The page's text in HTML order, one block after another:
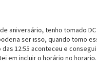
aniversário, tenho tomado
ser isso, quando tomo
12:55 aconteceu e
em incluir o horário no horario.